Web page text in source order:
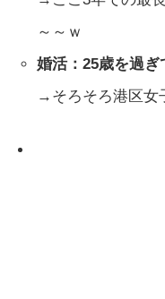
～～ｗ
婚活：25歳を過
→そろそろ港区女